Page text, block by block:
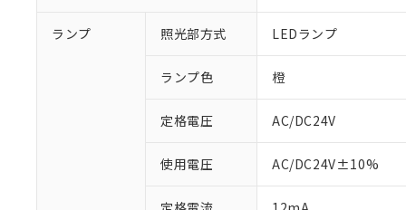
ランプ 照光部方式 LEDランプ
ランプ色 橙
定格電圧 AC/DC24V
使用電圧 AC/DC24V±10%
ご利用条件
以下の条件をお
※1 対応状況
対応予定：EU
対応予定なし：
調査・確認中：
非該当品：ライセ
※1 中国